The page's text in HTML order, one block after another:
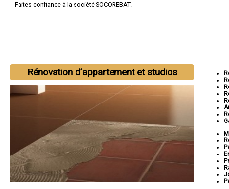
Faites confiance à la société SOCOREBAT.
Rénovation d’appartement et studios